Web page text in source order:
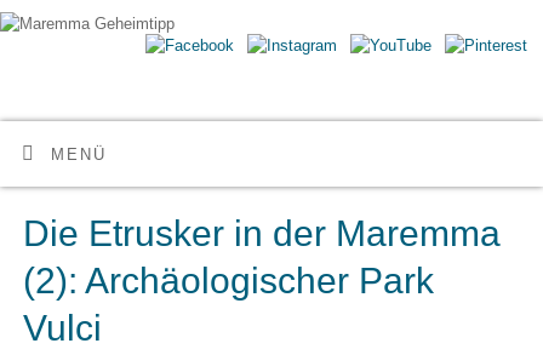
Maremma Geheimtipp
MENÜ
Die Etrusker in der Maremma
(2): Archäologischer Park
Vulci